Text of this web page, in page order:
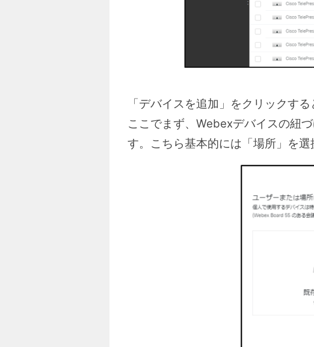
「デバイスを追加」をクリックす
ここでまず、Webexデバイスの紐
す。こちら基本的には「場所」を選